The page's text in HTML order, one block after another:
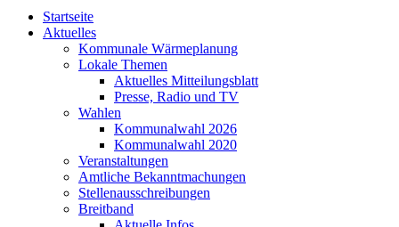
Startseite
Aktuelles
Kommunale Wärmeplanung
Lokale Themen
Aktuelles Mitteilungsblatt
Presse, Radio und TV
Wahlen
Kommunalwahl 2026
Kommunalwahl 2020
Veranstaltungen
Amtliche Bekanntmachungen
Stellenausschreibungen
Breitband